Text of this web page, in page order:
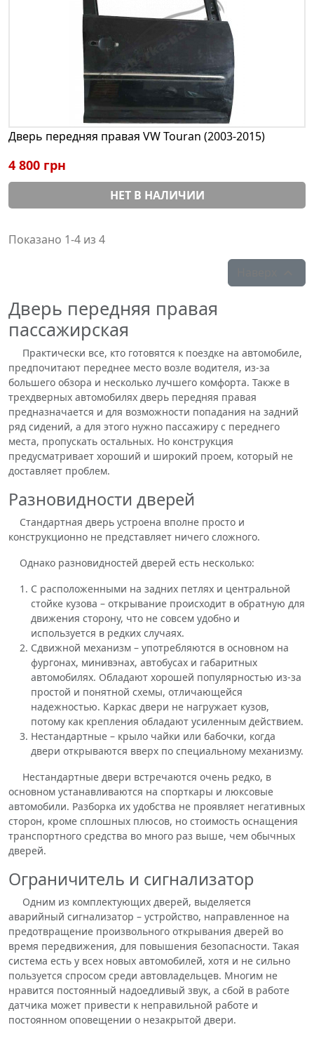
Дверь передняя правая VW Touran (2003-2015)
4 800 грн
НЕТ В НАЛИЧИИ
Показано 1-4 из 4
Дверь передняя правая
пассажирская
Практически все, кто готовятся к поездке на автомобиле,
предпочитают переднее место возле водителя, из-за
большего обзора и несколько лучшего комфорта. Также в
трехдверных автомобилях дверь передняя правая
предназначается и для возможности попадания на задний
ряд сидений, а для этого нужно пассажиру с переднего
места, пропускать остальных. Но конструкция
предусматривает хороший и широкий проем, который не
доставляет проблем.
Разновидности дверей
Стандартная дверь устроена вполне просто и
конструкционно не представляет ничего сложного.
Однако разновидностей дверей есть несколько:
С расположенными на задних петлях и центральной
стойке кузова – открывание происходит в обратную для
движения сторону, что не совсем удобно и
используется в редких случаях.
Сдвижной механизм – употребляются в основном на
фургонах, минивэнах, автобусах и габаритных
автомобилях. Обладают хорошей популярностью из-за
простой и понятной схемы, отличающейся
надежностью. Каркас двери не нагружает кузов,
потому как крепления обладают усиленным действием.
Нестандартные – крыло чайки или бабочки, когда
двери открываются вверх по специальному механизму.
Нестандартные двери встречаются очень редко, в
основном устанавливаются на спорткары и люксовые
автомобили. Разборка их удобства не проявляет негативных
сторон, кроме сплошных плюсов, но стоимость оснащения
транспортного средства во много раз выше, чем обычных
дверей.
Ограничитель и сигнализатор
Одним из комплектующих дверей, выделяется
аварийный сигнализатор – устройство, направленное на
предотвращение произвольного открывания дверей во
время передвижения, для повышения безопасности. Такая
система есть у всех новых автомобилей, хотя и не сильно
пользуется спросом среди автовладельцев. Многим не
нравится постоянный надоедливый звук, а сбой в работе
датчика может привести к неправильной работе и
постоянном оповещении о незакрытой двери.